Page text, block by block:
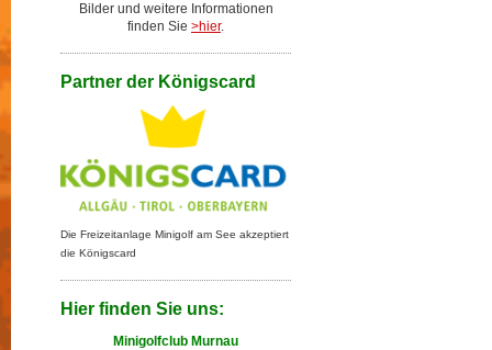
Bilder und weitere Informationen
finden Sie >hier.
Partner der Königscard
Die Freizeitanlage Minigolf am See akzeptiert
die Königscard
Hier finden Sie uns:
Minigolfclub Murnau